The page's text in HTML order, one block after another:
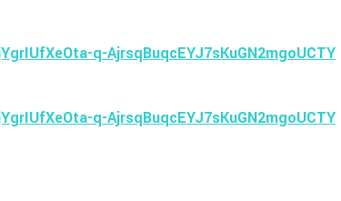
q-AjrsqBuqcEYJ7sKuGN2mgoUCTY
q-AjrsqBuqcEYJ7sKuGN2mgoUCTY